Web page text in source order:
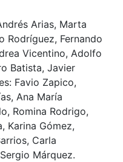
Arias, Marta
Rodríguez, Fernando
Vicentino, Adolfo
Batista, Javier
Favio Zapico,
Ana María
Romina Rodrigo,
Karina Gómez,
Carla
Márquez.